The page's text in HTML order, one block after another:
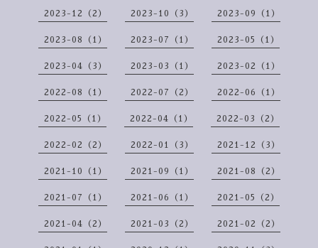
2023-12（2） 2023-10（3） 2023-09（1）
2023-08（1） 2023-07（1） 2023-05（1）
2023-04（3） 2023-03（1） 2023-02（1）
2022-08（1） 2022-07（2） 2022-06（1）
2022-05（1） 2022-04（1） 2022-03（2）
2022-02（2） 2022-01（3） 2021-12（3）
2021-10（1） 2021-09（1） 2021-08（2）
2021-07（1） 2021-06（1） 2021-05（2）
2021-04（2） 2021-03（2） 2021-02（2）